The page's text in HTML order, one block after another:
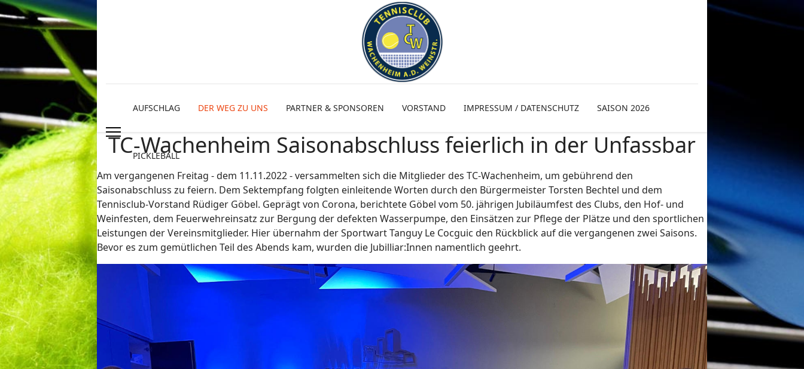
AUFSCHLAG DER WEG ZU UNS PARTNER & SPONSOREN VORSTAND IMPRESSUM / DATENSCHUTZ SAISON 2026
PICKLEBALL
TC-Wachenheim Saisonabschluss feierlich in der Unfassbar
Am vergangenen Freitag - dem 11.11.2022 - versammelten sich die Mitglieder des TC-Wachenheim, um gebührend den
Saisonabschluss zu feiern. Dem Sektempfang folgten einleitende Worten durch den Bürgermeister Torsten Bechtel und dem
Tennisclub-Vorstand Rüdiger Göbel. Geprägt von Corona, berichtete Göbel vom 50. jährigen Jubiläumfest des Clubs, den Hof- und
Weinfesten, dem Feuerwehreinsatz zur Bergung der defekten Wasserpumpe, den Einsätzen zur Pflege der Plätze und den sportlichen
Leistungen der Vereinsmitglieder. Hier übernahm der Sportwart Tanguy Le Cocguic den Rückblick auf die vergangenen zwei Saisons.
Bevor es zum gemütlichen Teil des Abends kam, wurden die Jubilliar:Innen namentlich geehrt.